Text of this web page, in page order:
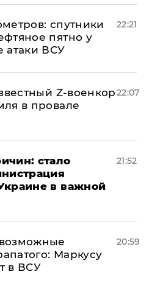
спутники
пятно у
атаки ВСУ
22:21
Z-военкор
в провале
22:07
стало
в важной
21:52
Маркусу
в ВСУ
20:59